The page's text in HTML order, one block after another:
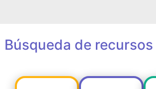
Búsqueda de recursos